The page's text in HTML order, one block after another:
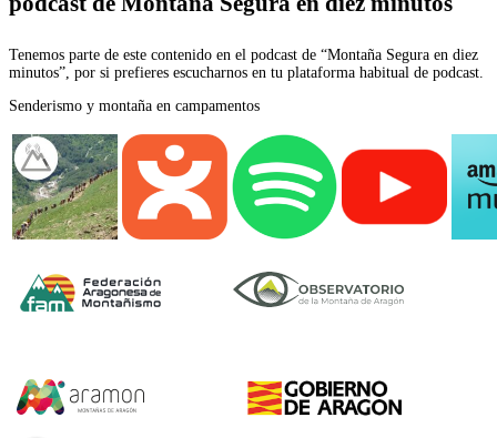
Tenemos parte de este contenido en el podcast de “Montaña Segura en diez
minutos”, por si prefieres escucharnos en tu plataforma habitual de podcast.
Senderismo y montaña en campamentos